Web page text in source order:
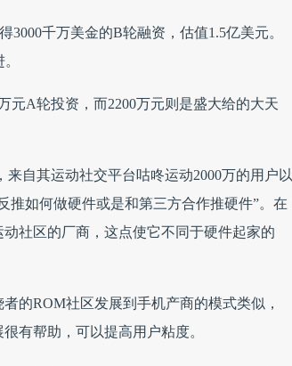
千万美金的B轮融资，估值1.5亿美元。
元A轮投资，而2200万元则是盛大给的大天
自其运动社交平台咕咚运动2000万的用户以
推如何做硬件或是和第三方合作推硬件”。在
社区的厂商，这点使它不同于硬件起家的
的ROM社区发展到手机产商的模式类似，
有帮助，可以提高用户粘度。